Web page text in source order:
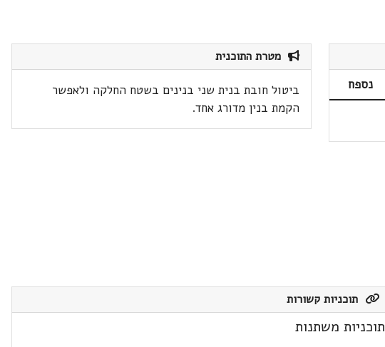
נספח
מטרת התוכנית
ביטול חובת בנית שני בנינים בשטח החלקה ולאפשר
הקמת בנין מדורג אחד.
תוכניות קשורות
תוכניות משתנות